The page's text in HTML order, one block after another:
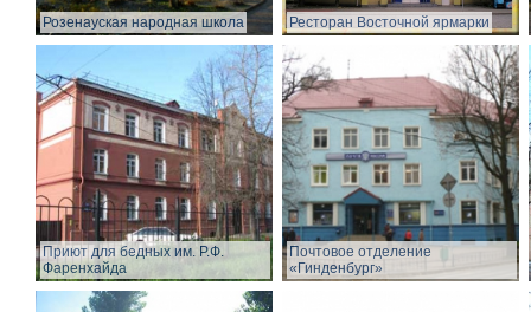
Розенауская народная школа Ресторан Восточной ярмарки
Приют для бедных им. Р.Ф.
Фаренхайда
Почтовое отделение
«Гинденбург»